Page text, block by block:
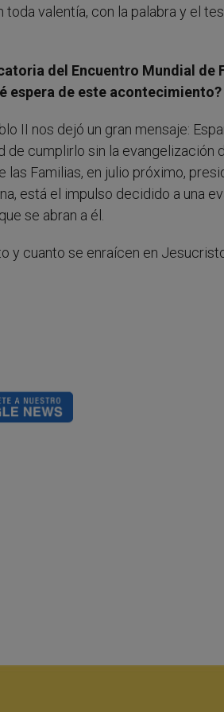
valentía, con la palabra y el
del Encuentro Mundial de
espera de este acontecimiento?
II nos dejó un gran mensaje:
de cumplirlo sin la evangelización
las Familias, en julio próximo,
está el impulso decidido a una
se abran a él.
y cuanto se enraícen en